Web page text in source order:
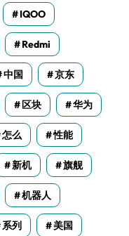
IQOO
Redmi
中国 京东
区块 华为
怎么 性能
新机 旗舰
机器人
系列 美国